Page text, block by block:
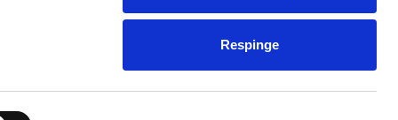
Respinge